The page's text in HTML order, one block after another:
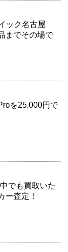
ック名古屋
までその場で
を25,000円で
でも買取いた
ー査定！